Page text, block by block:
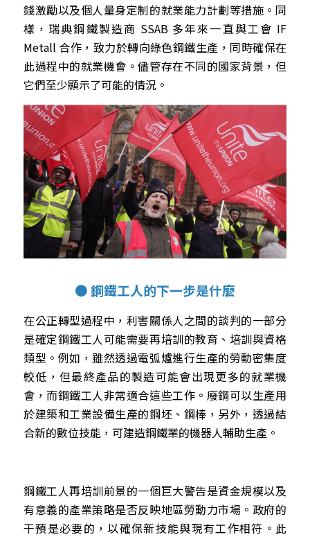
錢激勵以及個人量身定制的就業能力計劃等措施。同
樣，瑞典鋼鐵製造商 SSAB 多年來一直與工會 IF
Metall 合作，致力於轉向綠色鋼鐵生產，同時確保在
此過程中的就業機會。儘管存在不同的國家背景，但
它們至少顯示了可能的情況。
● 鋼鐵工人的下一步是什麼
在公正轉型過程中，利害關係人之間的談判的一部分
是確定鋼鐵工人可能需要再培訓的教育、培訓與資格
類型。例如，雖然透過電弧爐進行生產的勞動密集度
較低，但最終產品的製造可能會出現更多的就業機
會，而鋼鐵工人非常適合這些工作。廢鋼可以生產用
於建築和工業設備生產的鋼坯、鋼棒，另外，透過結
合新的數位技能，可建造鋼鐵業的機器人輔助生產。
鋼鐵工人再培訓前景的一個巨大警告是資金規模以及
有意義的產業策略是否反映地區勞動力市場。政府的
干預是必要的，以確保新技能與現有工作相符。此